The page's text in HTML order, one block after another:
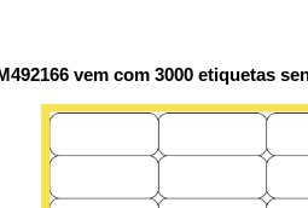
vem com 3000 etiquetas